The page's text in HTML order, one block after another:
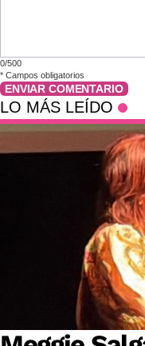
0/500
* Campos obligatorios
ENVIAR COMENTARIO
LO MÁS LEÍDO